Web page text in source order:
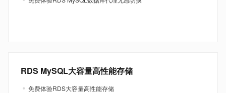
RDS MySQL大容量高性能存储
免费体验RDS大容量高性能存储